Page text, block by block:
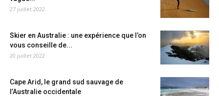
27 juillet 2022
Skier en Australie : une expérience que l’on
vous conseille de...
20 juillet 2022
Cape Arid, le grand sud sauvage de
l’Australie occidentale